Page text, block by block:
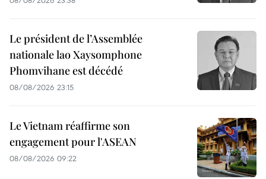
Le président de l’Assemblée
nationale lao Xaysomphone
Phomvihane est décédé
08/08/2026 23:15
Le Vietnam réaffirme son
engagement pour l'ASEAN
08/08/2026 09:22